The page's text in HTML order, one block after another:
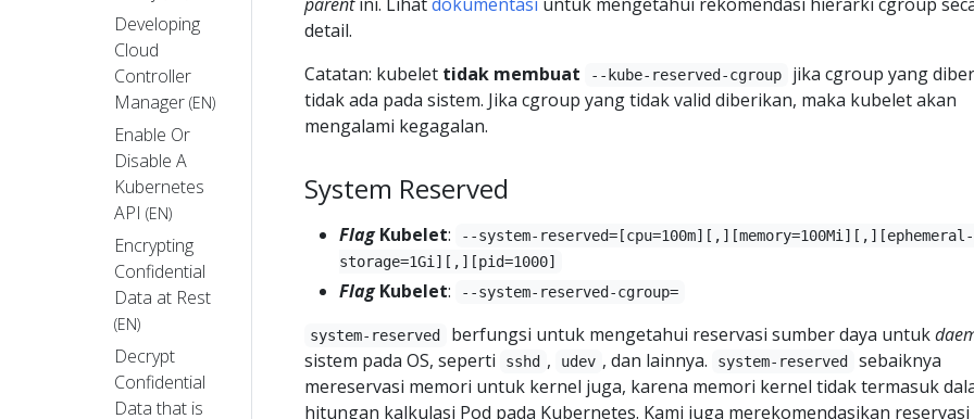
Developing
Cloud
Controller
Manager (EN)
Enable Or
Disable A
Kubernetes
API (EN)
Encrypting
Confidential
Data at Rest
(EN)
Decrypt
Confidential
Data that is
detail.
Catatan: kubelet tidak membuat --kube-reserved-cgroup
jika cgroup yang
tidak ada pada sistem. Jika cgroup yang tidak valid diberikan, maka kubelet akan
mengalami kegagalan.
System Reserved
FlagKubelet:
--system-reserved=[cpu=100m][,][memory=100Mi][,][ephemeral-
storage=1Gi][,][pid=1000]
FlagKubelet: --system-reserved-cgroup=
system-reserved berfungsi untuk mengetahui reservasi sumber daya untuk
sistem pada OS, seperti
sshd , udev , dan lainnya. system-reserved
sebaiknya
mereservasi memori untuk kernel juga, karena memori kernel tidak termasuk
hitungan kalkulasi Pod pada Kubernetes. Kami juga merekomendasikan reservasi